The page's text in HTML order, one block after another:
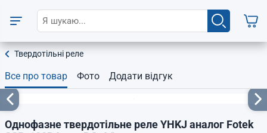
Твердотільні реле
Все про товар Фото Додати відгук
Однофазне твердотільне реле YHKJ аналог Fotek